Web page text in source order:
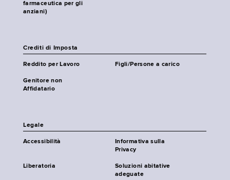
farmaceutica per gli
anziani)
Crediti di Imposta
Reddito per Lavoro Figli/Persone a carico
Genitore non
Affidatario
Legale
Accessibilità
Informativa sulla
Privacy
Liberatoria
Soluzioni abitative
adeguate